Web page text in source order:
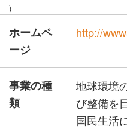
)
ホームペ
ージ
http://
事業の種
類
地球環境
び整備を
国民生活